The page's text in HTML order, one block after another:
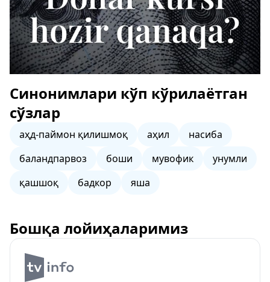
Синонимлари кўп кўрилаётган
сўзлар
аҳд-паймон қилишмоқ аҳил
насиба
баландпарвоз
боши мувофик
унумли
қашшоқ
бадкор яша
Бошқа лойиҳаларимиз